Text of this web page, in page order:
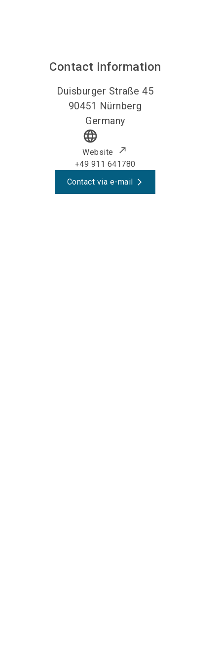
Contact information
Duisburger Straße 45
90451 Nürnberg
Germany
language
Website
+49 911 641780
Contact via e-mail